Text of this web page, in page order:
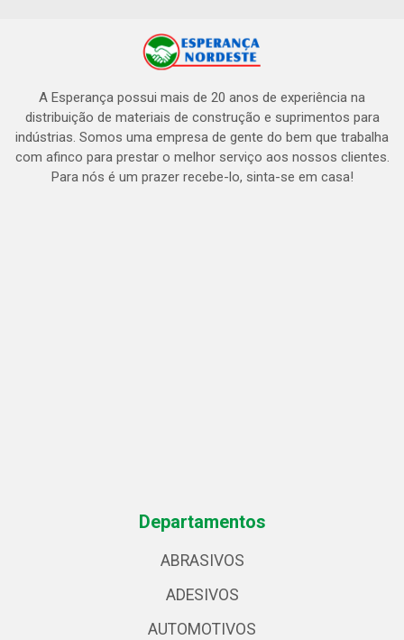
A Esperança possui mais de 20 anos de experiência na
distribuição de materiais de construção e suprimentos para
indústrias. Somos uma empresa de gente do bem que trabalha
com afinco para prestar o melhor serviço aos nossos clientes.
Para nós é um prazer recebe-lo, sinta-se em casa!
Departamentos
ABRASIVOS
ADESIVOS
AUTOMOTIVOS